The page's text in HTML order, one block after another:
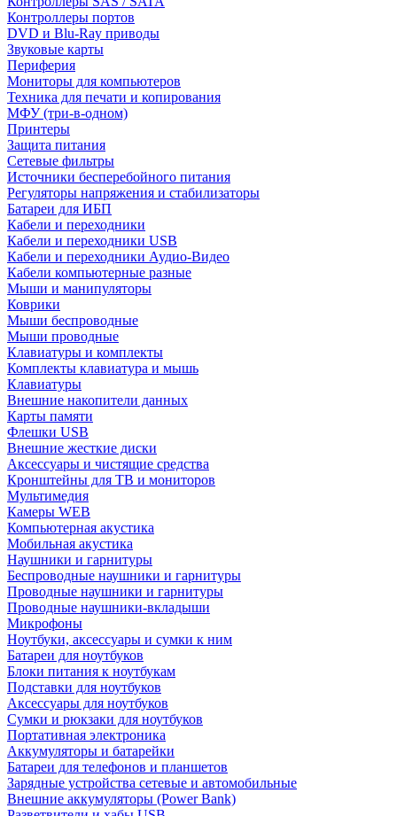
Контроллеры портов
DVD и Blu-Ray приводы
Звуковые карты
Периферия
Мониторы для компьютеров
Техника для печати и копирования
МФУ (три-в-одном)
Принтеры
Защита питания
Сетевые фильтры
Источники бесперебойного питания
Регуляторы напряжения и стабилизаторы
Батареи для ИБП
Кабели и переходники
Кабели и переходники USB
Кабели и переходники Аудио-Видео
Кабели компьютерные разные
Мыши и манипуляторы
Коврики
Мыши беспроводные
Мыши проводные
Клавиатуры и комплекты
Комплекты клавиатура и мышь
Клавиатуры
Внешние накопители данных
Карты памяти
Флешки USB
Внешние жесткие диски
Аксессуары и чистящие средства
Кронштейны для ТВ и мониторов
Мультимедия
Камеры WEB
Компьютерная акустика
Мобильная акустика
Наушники и гарнитуры
Беспроводные наушники и гарнитуры
Проводные наушники и гарнитуры
Проводные наушники-вкладыши
Микрофоны
Ноутбуки, аксессуары и сумки к ним
Батареи для ноутбуков
Блоки питания к ноутбукам
Подставки для ноутбуков
Аксессуары для ноутбуков
Сумки и рюкзаки для ноутбуков
Портативная электроника
Аккумуляторы и батарейки
Батареи для телефонов и планшетов
Зарядные устройства сетевые и автомобильные
Внешние аккумуляторы (Power Bank)